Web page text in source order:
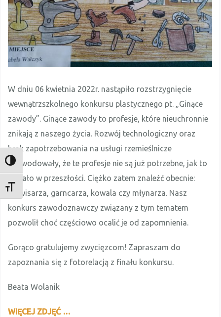
TOGGLE HIGH CONTRAST
TOGGLE FONT SIZE
W dniu 06 kwietnia 2022r. nastąpiło rozstrzygnięcie
wewnątrzszkolnego konkursu plastycznego pt. „Ginące
zawody”. Ginące zawody to profesje, które nieuchronnie
znikają z naszego życia. Rozwój technologiczny oraz
brak zapotrzebowania na usługi rzemieślnicze
spowodowały, że te profesje nie są już potrzebne, jak to
bywało w przeszłości. Ciężko zatem znaleźć obecnie:
ludwisarza, garncarza, kowala czy młynarza. Nasz
konkurs zawodoznawczy związany z tym tematem
pozwolił choć częściowo ocalić je od zapomnienia.
Gorąco gratulujemy zwycięzcom! Zapraszam do
zapoznania się z fotorelacją z finału konkursu.
Beata Wolanik
WIĘCEJ ZDJĘĆ …